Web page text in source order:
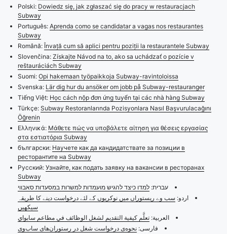
Polski: Dowiedz się, jak zgłaszać się do pracy w restauracjach
Subway
Português: Aprenda como se candidatar a vagas nos restaurantes
Subway
Română: Învață cum să aplici pentru poziții la restaurantele Subway
Slovenčina: Získajte Návod na to, ako sa uchádzať o pozície v
reštauráciách Subway
Suomi: Opi hakemaan työpaikkoja Subway-ravintoloissa
Svenska: Lär dig hur du ansöker om jobb på Subway-restauranger
Tiếng Việt: Học cách nộp đơn ứng tuyển tại các nhà hàng Subway
Türkçe: Subway Restoranlarında Pozisyonlara Nasıl Başvurulacağını
Öğrenin
Ελληνικά: Μάθετε πώς να υποβάλετε αίτηση για θέσεις εργασίας
στα εστιατόρια Subway
български: Научете как да кандидатствате за позиции в
ресторантите на Subway
Русский: Узнайте, как подать заявку на вакансии в ресторанах
Subway
עברית: למדו כיצד להגיש מועמדות למשרות במסעדות סאבווי
اردو: سب وے ریستوراں میں نوکریوں کے لئے درخواست دینے کا طریقہ
سیکھیں
العربية: تعلَّم كيفية التقديم لشغل الوظائف في مطاعم سابواي
فارسی: نحوه‌ی درخواست شغل در رستوران‌های ساب‌وی